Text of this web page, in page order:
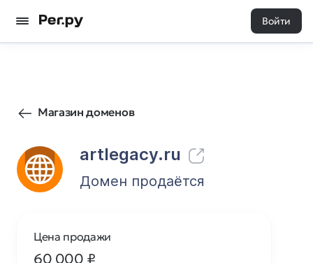
Войти
Магазин доменов
artlegacy.ru
3 0
Домен продаётся
Цена продажи
60 000 ₽